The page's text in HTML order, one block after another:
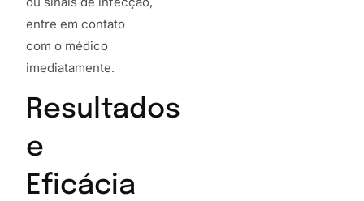
entre em contato
com o médico
imediatamente.
Resultados
e
Eficácia